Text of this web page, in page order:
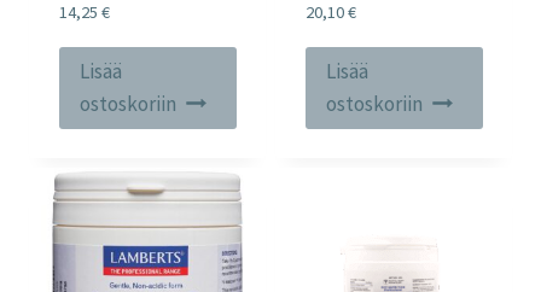
14,25 €
Lisää
ostoskoriin
20,10€
Lisää
ostoskoriin